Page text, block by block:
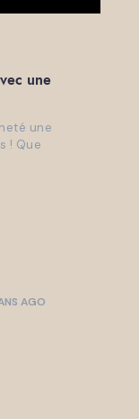
une
une
! Que
AGO